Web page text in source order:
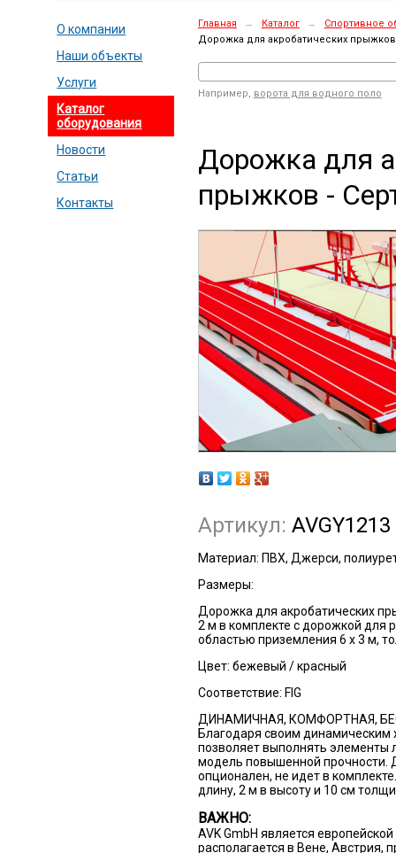
О компании
Наши объекты
Услуги
Каталог
оборудования
Новости
Статьи
Контакты
Главная → Каталог →
Спортивное
Дорожка для акробатических прыжков
Например, ворота для водного поло
Дорожка для
прыжков -
Артикул: AVGY1213
Материал: ПВХ, Джерси,
Размеры:
Дорожка для акробатических
2 м в комплекте с дорожкой для
областью приземления 6 х 3 м,
Цвет: бежевый / красный
Соответствие: FIG
ДИНАМИЧНАЯ, КОМФОРТНАЯ,
Благодаря своим динамическим
позволяет выполнять
модель повышенной прочности.
опционален, не идет в
длину, 2 м в высоту и 10 см
ВАЖНО:
AVK GmbH является
располагается в Вене, Австрия,